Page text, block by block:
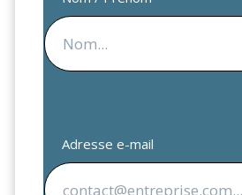
Adresse e-mail